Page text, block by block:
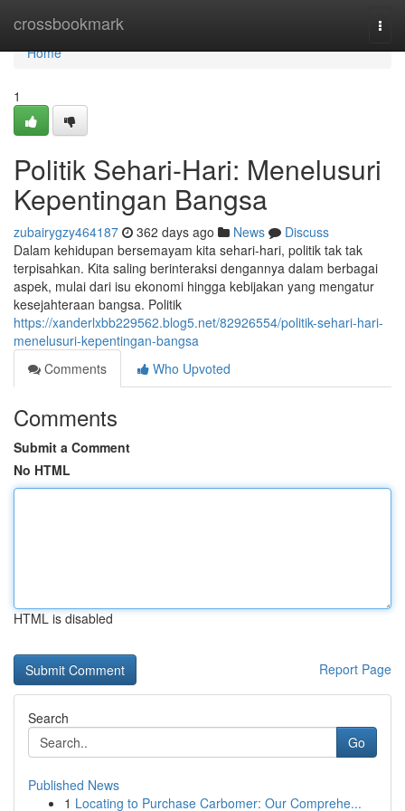
crossbookmark
Home
Home
1
Politik Sehari-Hari: Menelusuri
Kepentingan Bangsa
zubairygzy464187 362 days ago News
Discuss
Dalam kehidupan bersemayam kita sehari-hari, politik tak tak
terpisahkan. Kita saling berinteraksi dengannya dalam berbagai
aspek, mulai dari isu ekonomi hingga kebijakan yang mengatur
kesejahteraan bangsa. Politik
https://xanderlxbb229562.blog5.net/82926554/politik-sehari-hari-
menelusuri-kepentingan-bangsa
Comments
Who Upvoted
Comments
Submit a Comment
No HTML
HTML is disabled
Report Page
Search
Go
Published News
1 Locating to Purchase Carbomer: Our Comprehe...